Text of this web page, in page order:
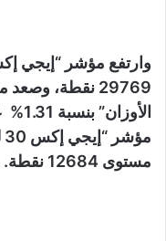
مستوى 12684 نقطة.